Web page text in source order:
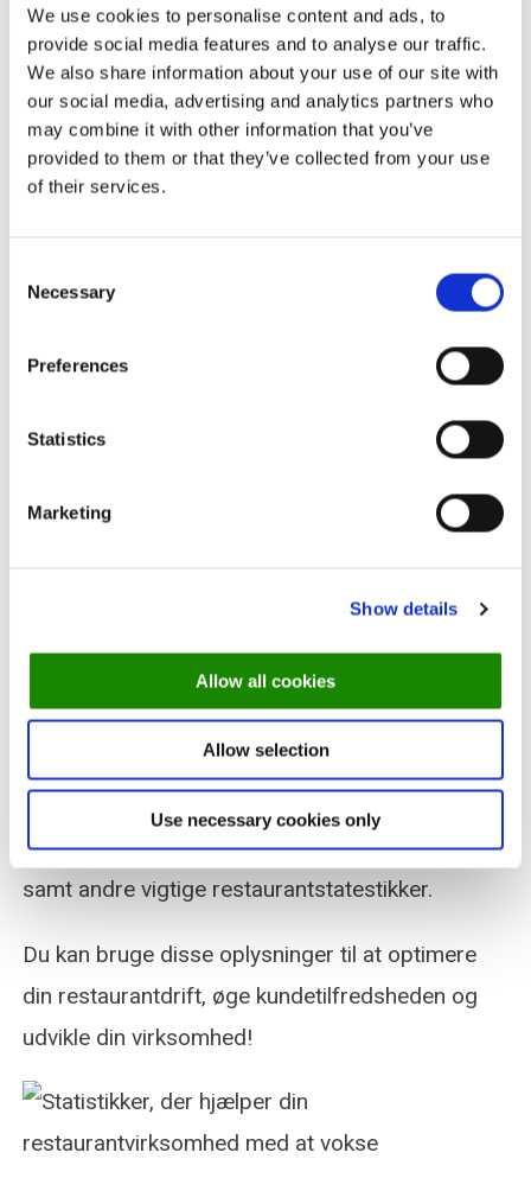
We use cookies to personalise content and ads, to
provide social media features and to analyse our traffic.
We also share information about your use of our site with
our social media, advertising and analytics partners who
may combine it with other information that you’ve
provided to them or that they’ve collected from your use
of their services.
Selection
Necessary
Preferences
Statistics
Marketing
Show details
Allow all cookies
Allow selection
Use necessary cookies only
sig godt, og hvor den har brug for forbedringer.
Det kan hjælpe dig med at foretage målrettede
ændringer for at forbedre dine gæsters
oplevelse og øge deres loyalitet over for din
Statistikker, der hjælper din
restaurantvirksomhed med at
vokse
restaurantreservationssystem er afgørende for
at kunne træffe informerede beslutninger, der vil
forbedre din restaurants resultater.
Med DinnerBookings bookingsystem kan du
overvåge din belægningsgrad, antal bookinger
pr. område, kundefeedback og tilfredshedsgrad
samt andre vigtige restaurantstatestikker.
Du kan bruge disse oplysninger til at optimere
din restaurantdrift, øge kundetilfredsheden og
udvikle din virksomhed!